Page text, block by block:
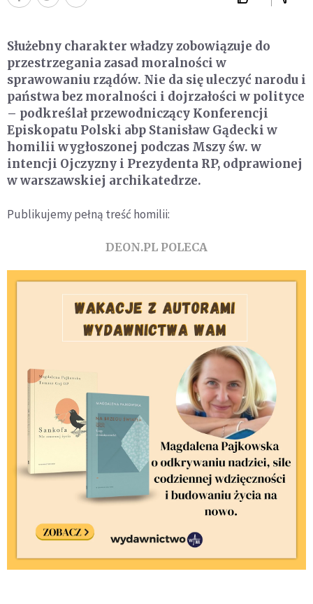
Służebny charakter władzy zobowiązuje do
przestrzegania zasad moralności w
sprawowaniu rządów. Nie da się uleczyć narodu i
państwa bez moralności i dojrzałości w polityce
– podkreślał przewodniczący Konferencji
Episkopatu Polski abp Stanisław Gądecki w
homilii wygłoszonej podczas Mszy św. w
intencji Ojczyzny i Prezydenta RP, odprawionej
w warszawskiej archikatedrze.
Publikujemy pełną treść homilii:
DEON.PL POLECA